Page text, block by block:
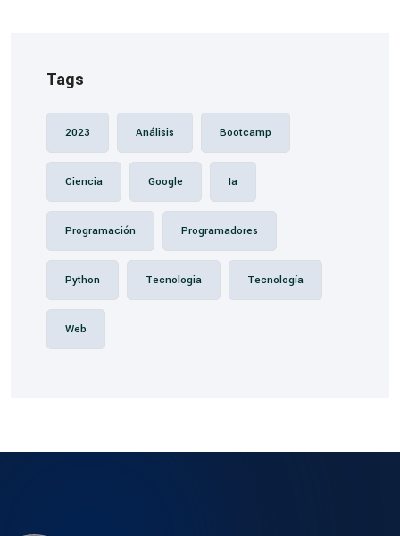
Tags
2023 Análisis Bootcamp
Ciencia Google Ia
Programación Programadores
Python Tecnologia Tecnología
Web